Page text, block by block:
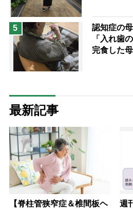
5
認知症の
「入れ歯
完食した
最新記事
【脊柱管狭窄症＆椎間板ヘ
週